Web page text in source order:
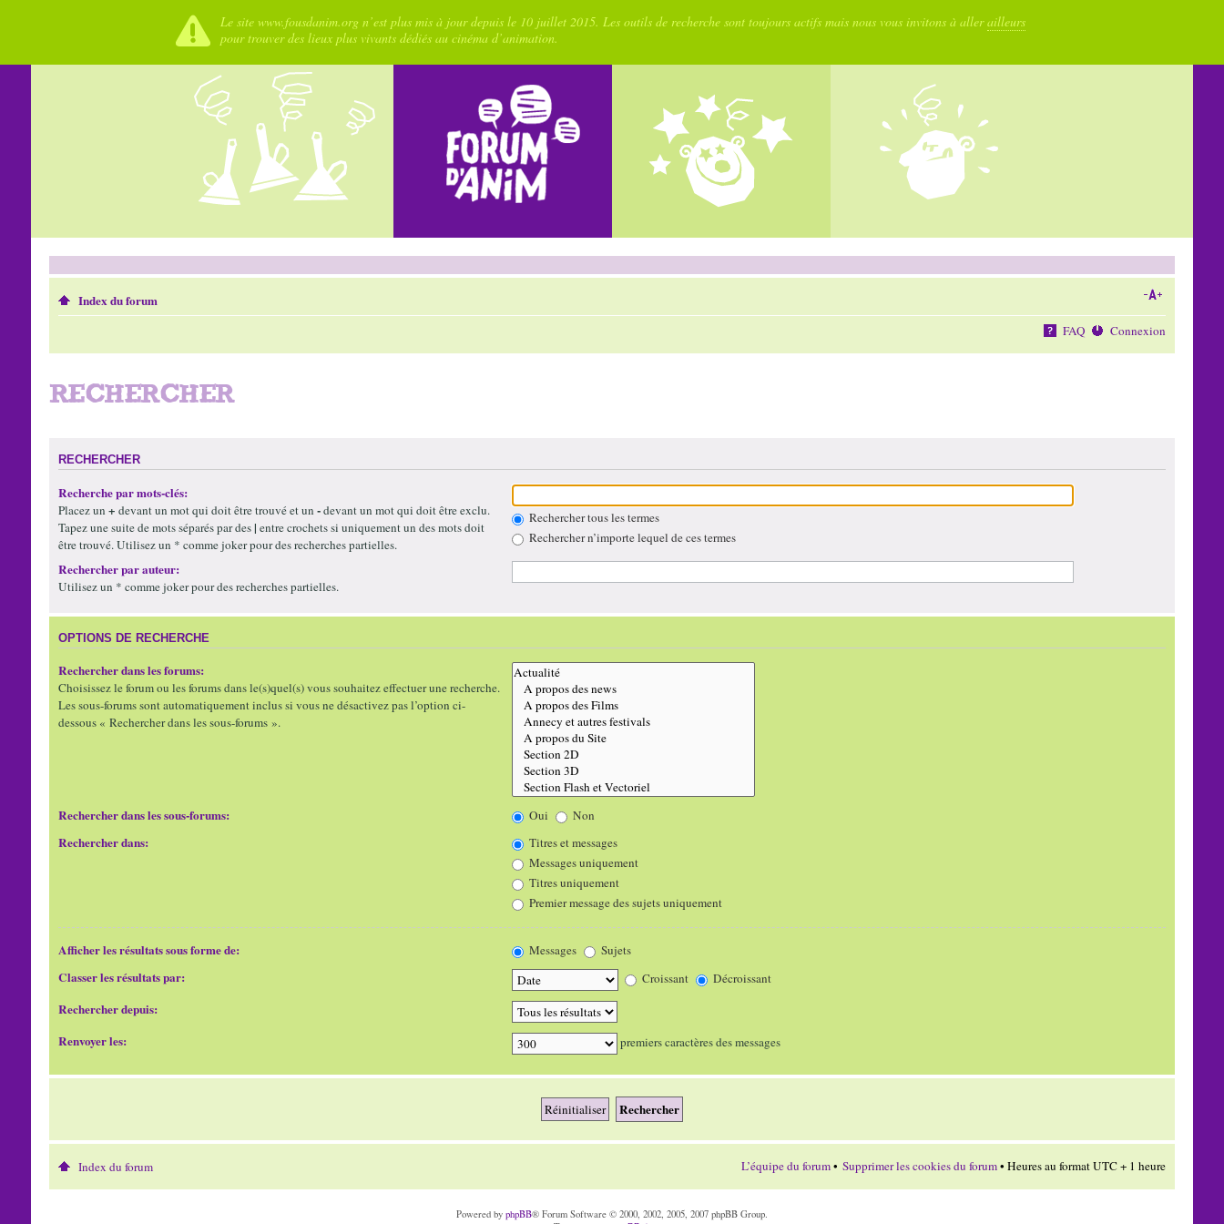
Le site www.fousdanim.org n’est plus mis à jour depuis le 10 juillet 2015. Les outils de recherche sont toujours actifs mais nous vous invitons à allerailleurs
pour trouver des lieux plus vivants dédiés au cinéma d’animation.
Index du forum
FAQ Connexion
RECHERCHER
RECHERCHER
Recherche par mots-clés:
Placez un + devant un mot qui doit être trouvé et un -devant un mot qui doit être exclu.
Tapez une suite de mots séparés par des| entre crochets si uniquement un des mots doit
être trouvé. Utilisez un * comme joker pour des recherches partielles.
Rechercher tous les termes
Rechercher n’importe lequel de ces termes
Rechercher par auteur:
Utilisez un * comme joker pour des recherches partielles.
OPTIONS DE RECHERCHE
Rechercher dans les forums:
Choisissez le forum ou les forums dans le(s)quel(s) vous souhaitez effectuer une recherche.
Les sous-forums sont automatiquement inclus si vous ne désactivez pas l’option ci-
dessous « Rechercher dans les sous-forums ».
Rechercher dans les sous-forums: Oui Non
Rechercher dans:
Titres et messages
Messages uniquement
Titres uniquement
Premier message des sujets uniquement
Afficher les résultats sous forme de: Messages Sujets
Classer les résultats par: Croissant Décroissant
Rechercher depuis:
Renvoyer les:
premiers caractères des messages
Index du forum L’équipe du forum• Supprimer les cookies du forum• Heures au format UTC + 1 heure
Powered by phpBB® Forum Software © 2000, 2002, 2005, 2007 phpBB Group.